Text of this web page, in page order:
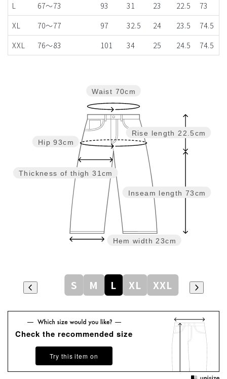
L
67～73 93 31 23 22.5
73
XL
70～77 97 32.5 24 23.5
74.5
XXL
76～83 101 34 25 24.5 74.5
Inseam length 73cm
Rise length 22.5cm
Hem width 23cm
Thickness of thigh 31cm
Hip 93cm
Waist 70cm
S M L XL XXL
Check the recommended size
Try this item on